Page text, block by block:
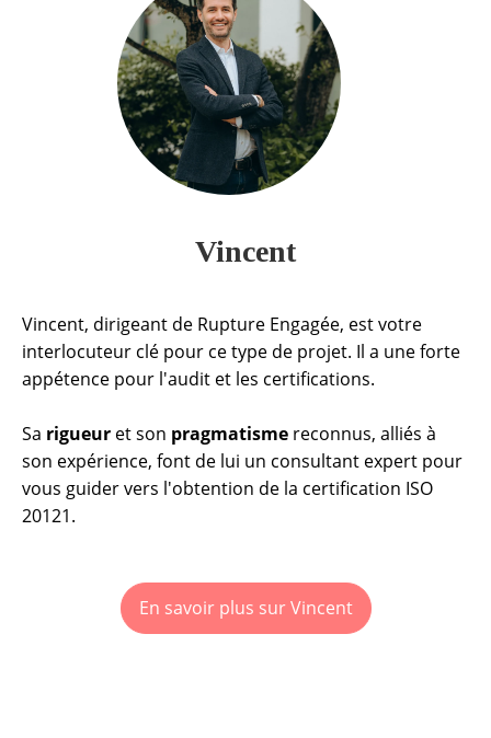
Vincent
Vincent, dirigeant de Rupture Engagée, est votre
interlocuteur clé pour ce type de projet. Il a une forte
appétence pour l'audit et les certifications.
Sa rigueur et son pragmatisme reconnus, alliés à
son expérience, font de lui un consultant expert pour
vous guider vers l'obtention de la certification ISO
20121.
En savoir plus sur Vincent